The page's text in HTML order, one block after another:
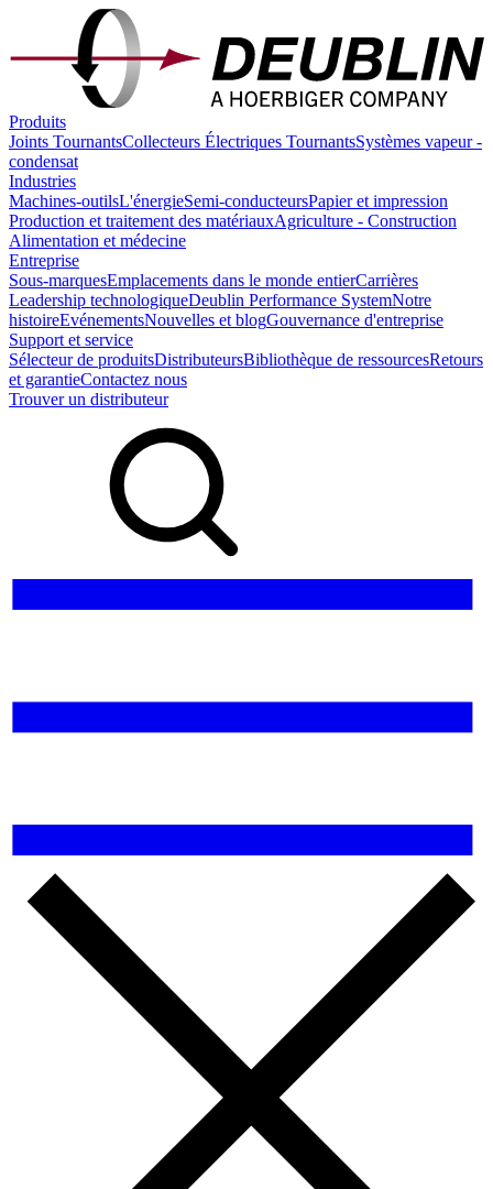
Produits
Joints TournantsCollecteurs Électriques TournantsSystèmes vapeur -
condensat
Industries
Machines-outilsL'énergieSemi-conducteursPapier et impression
Production et traitement des matériauxAgriculture - Construction
Alimentation et médecine
Entreprise
Sous-marquesEmplacements dans le monde entierCarrières
Leadership technologiqueDeublin Performance SystemNotre
histoireEvénementsNouvelles et blogGouvernance d'entreprise
Support et service
Sélecteur de produitsDistributeursBibliothèque de ressourcesRetours
et garantieContactez nous
Trouver un distributeur